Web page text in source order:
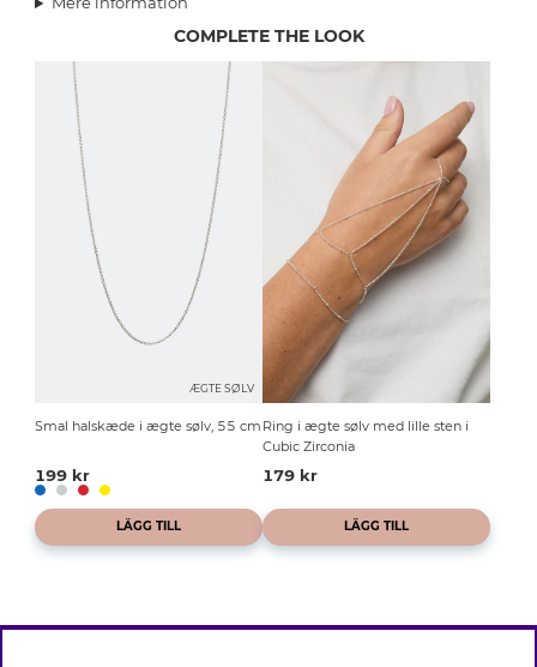
COMPLETE THE LOOK
ÆGTE SØLV
Smal halskæde i ægte sølv, 55 cm
199 kr
LÄGG TILL
Ring i ægte sølv med lille sten i
Cubic Zirconia
179 kr
LÄGG TILL